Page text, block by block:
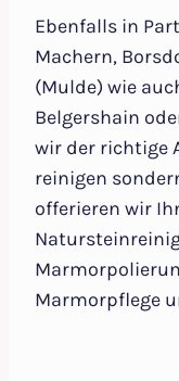
Ebenfalls in
Machern,
(Mulde) wie
Belgershain
wir der richtige
reinigen
offerieren wir
Marmorpflege